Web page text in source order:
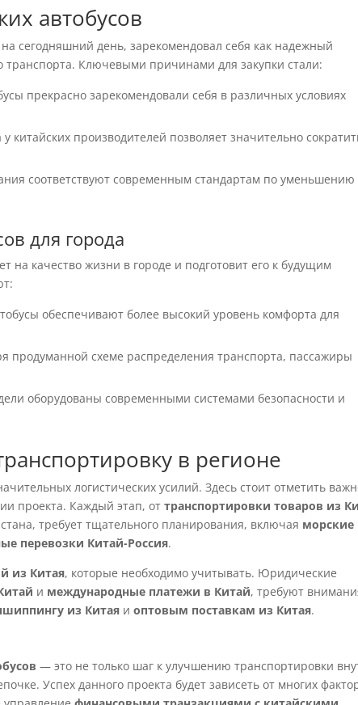
автобусов
сегодняшний день, зарекомендовал себя как надежный
транспорта. Ключевыми причинами для закупки стали:
прекрасно зарекомендовали себя в различных условиях
китайских производителей позволяет значительно
соответствуют современным стандартам по уменьшению
для города
на качество жизни в городе и подготовит его к будущим
обеспечивают более высокий уровень комфорта для
продуманной схеме распределения транспорта, пассажиры
оборудованы современными системами безопасности и
в регионе
логистических усилий. Здесь стоит отметить
проекта. Каждый этап, оттранспортировки товаров из
требует тщательного планирования, включая морские
перевозки Китай-Россия.
из Китая, которые необходимо учитывать. Юридические
и международные платежи в Китай, требуют
из Китая иоптовым поставкам из Китая.
— это не только шаг к улучшению транспортировки
Успех данного проекта будет зависеть от многих